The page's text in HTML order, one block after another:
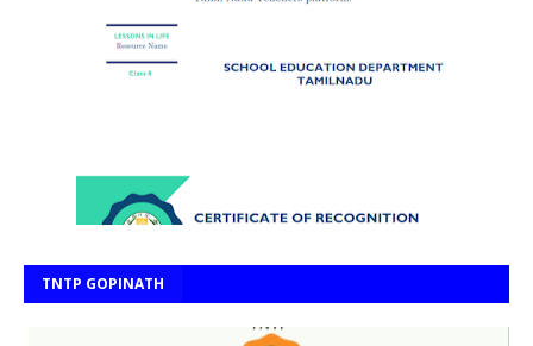
TNTP GOPINATH